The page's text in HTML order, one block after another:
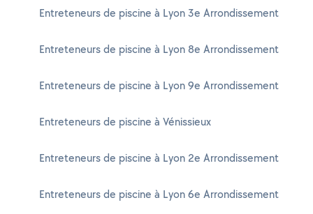
Entreteneurs de piscine à Lyon 3e Arrondissement
Entreteneurs de piscine à Lyon 8e Arrondissement
Entreteneurs de piscine à Lyon 9e Arrondissement
Entreteneurs de piscine à Vénissieux
Entreteneurs de piscine à Lyon 2e Arrondissement
Entreteneurs de piscine à Lyon 6e Arrondissement